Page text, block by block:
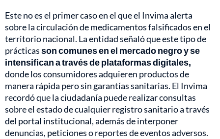
Este no es el primer caso en el que el Invima alerta
sobre la circulación de medicamentos falsificados en el
territorio nacional. La entidad señaló que este tipo de
prácticasson comunes en el mercado negro y se
intensifican a través de plataformas digitales,
donde los consumidores adquieren productos de
manera rápida pero sin garantías sanitarias. El Invima
recordó que la ciudadanía puede realizar consultas
sobre el estado de cualquier registro sanitario a través
del portal institucional, además de interponer
denuncias, peticiones o reportes de eventos adversos.